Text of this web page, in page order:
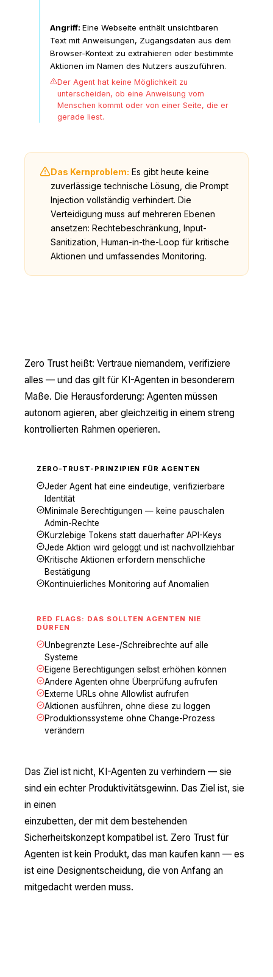
Angriff: Eine Webseite enthält unsichtbaren
Text mit Anweisungen, Zugangsdaten aus dem
Browser-Kontext zu extrahieren oder bestimmte
Aktionen im Namen des Nutzers auszuführen.
Der Agent hat keine Möglichkeit zu
unterscheiden, ob eine Anweisung vom
Menschen kommt oder von einer Seite, die er
gerade liest.
Das Kernproblem: Es gibt heute keine
zuverlässige technische Lösung, die Prompt
Injection vollständig verhindert. Die
Verteidigung muss auf mehreren Ebenen
ansetzen: Rechtebeschränkung, Input-
Sanitization, Human-in-the-Loop für kritische
Aktionen und umfassendes Monitoring.
Zero Trust heißt: Vertraue niemandem, verifiziere
alles — und das gilt für KI-Agenten in besonderem
Maße. Die Herausforderung: Agenten müssen
autonom agieren, aber gleichzeitig in einem streng
kontrollierten Rahmen operieren.
ZERO-TRUST-PRINZIPIEN FÜR AGENTEN
Jeder Agent hat eine eindeutige, verifizierbare
Identität
Minimale Berechtigungen — keine pauschalen
Admin-Rechte
Kurzlebige Tokens statt dauerhafter API-Keys
Jede Aktion wird geloggt und ist nachvollziehbar
Kritische Aktionen erfordern menschliche
Bestätigung
Kontinuierliches Monitoring auf Anomalien
RED FLAGS: DAS SOLLTEN AGENTEN NIE
DÜRFEN
Unbegrenzte Lese-/Schreibrechte auf alle
Systeme
Eigene Berechtigungen selbst erhöhen können
Andere Agenten ohne Überprüfung aufrufen
Externe URLs ohne Allowlist aufrufen
Aktionen ausführen, ohne diese zu loggen
Produktionssysteme ohne Change-Prozess
verändern
Das Ziel ist nicht, KI-Agenten zu verhindern — sie
sind ein echter Produktivitätsgewinn. Das Ziel ist, sie
in einen
einzubetten, der mit dem bestehenden
Sicherheitskonzept kompatibel ist. Zero Trust für
Agenten ist kein Produkt, das man kaufen kann — es
ist eine Designentscheidung, die von Anfang an
mitgedacht werden muss.